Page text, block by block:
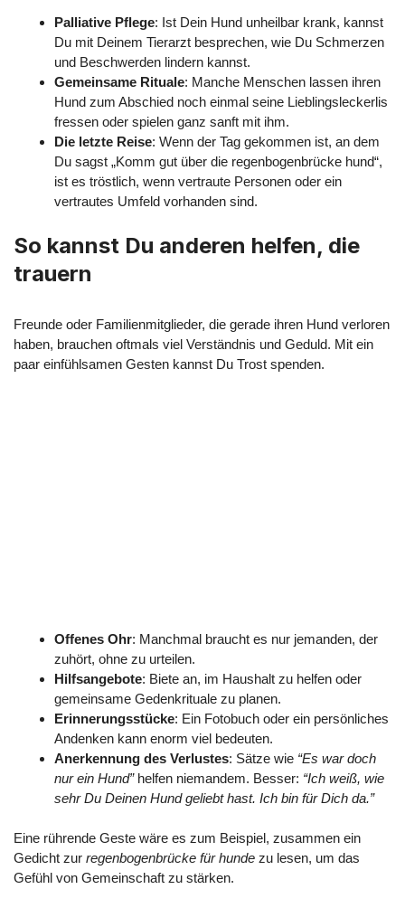
Palliative Pflege: Ist Dein Hund unheilbar krank, kannst
Du mit Deinem Tierarzt besprechen, wie Du Schmerzen
und Beschwerden lindern kannst.
Gemeinsame Rituale: Manche Menschen lassen ihren
Hund zum Abschied noch einmal seine Lieblingsleckerlis
fressen oder spielen ganz sanft mit ihm.
Die letzte Reise: Wenn der Tag gekommen ist, an dem
Du sagst „Komm gut über die regenbogenbrücke hund“,
ist es tröstlich, wenn vertraute Personen oder ein
vertrautes Umfeld vorhanden sind.
So kannst Du anderen helfen, die
trauern
Freunde oder Familienmitglieder, die gerade ihren Hund verloren
haben, brauchen oftmals viel Verständnis und Geduld. Mit ein
paar einfühlsamen Gesten kannst Du Trost spenden.
Offenes Ohr: Manchmal braucht es nur jemanden, der
zuhört, ohne zu urteilen.
Hilfsangebote: Biete an, im Haushalt zu helfen oder
gemeinsame Gedenkrituale zu planen.
Erinnerungsstücke: Ein Fotobuch oder ein persönliches
Andenken kann enorm viel bedeuten.
Anerkennung des Verlustes: Sätze wie “Es war doch
nur ein Hund”helfen niemandem. Besser: “Ich weiß, wie
sehr Du Deinen Hund geliebt hast. Ich bin für Dich da.”
Eine rührende Geste wäre es zum Beispiel, zusammen ein
Gedicht zur regenbogenbrücke für hunde zu lesen, um das
Gefühl von Gemeinschaft zu stärken.